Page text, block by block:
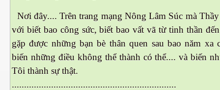
Nơi đây.... Trên trang mạng Nông Lâm Súc mà
với biết bao công sức, biết bao vất vã từ tinh thần
gặp được những bạn bè thân quen sau bao năm xa
biến những điều không thể thành có thể.... và biến
Tôi thành sự thật.
...................................................................